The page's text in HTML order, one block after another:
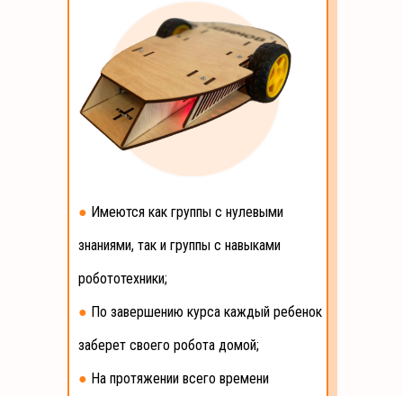
● Имеются как группы с нулевыми
знаниями, так и группы с навыками
робототехники;
● По завершению курса каждый ребенок
заберет своего робота домой;
● На протяжении всего времени